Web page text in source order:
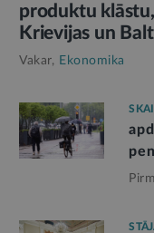
produktu
Krievijas un
Vakar, Ekonomika